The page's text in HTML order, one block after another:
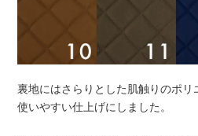
裏地にはさらりとした肌触りのポリ
使いやすい仕上げにしました。